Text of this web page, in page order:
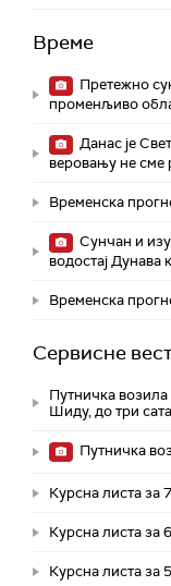
Време
Претежно
променљиво
Данас је
веровању не сме
Временска
Сунчан и
водостај Дунава
Временска
Сервисне
Путничка
Шиду, до три
Путничка
Курсна листа за
Курсна листа за
Курсна листа за